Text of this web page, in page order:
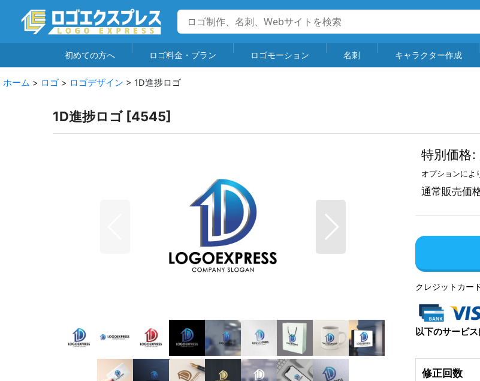
初めての方へ ロゴ料金・プラン ロゴモーション 名刺 キャラクター作成
ホーム > ロゴ > ロゴデザイン > 1D進捗ロゴ
1D進捗ロゴ [4545]
特別価格:
オプションによ
通常販売価
クレジットカー
以下のサービ
修正回数